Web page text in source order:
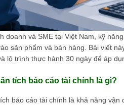
doanh và SME tại Việt Nam, kỹ
sản phẩm và bán hàng. Bài viết
lộ trình thực hành 30 ngày để áp
tích báo cáo tài chính là gì?
báo cáo tài chính là khả năng